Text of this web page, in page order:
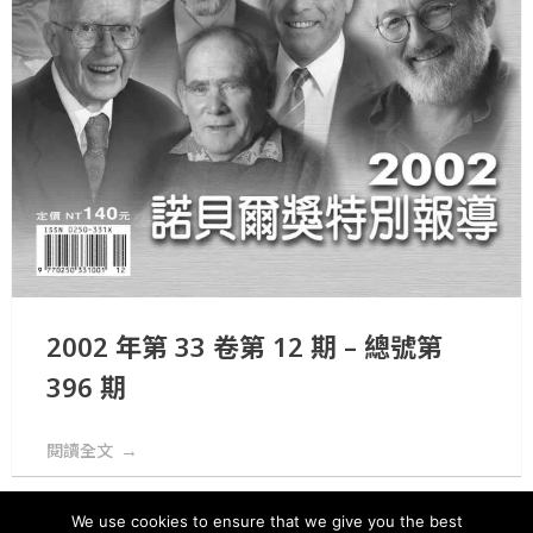
2002 年第 33 卷第 12 期 – 總號第
396 期
閱讀全文
We use cookies to ensure that we give you the best